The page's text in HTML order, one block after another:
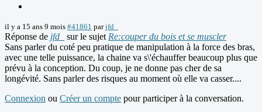
il y a 15 ans 9 mois #41861 parjfd_
Réponse de jfd_ sur le sujet Re:couper du bois et se muscler
Sans parler du coté peu pratique de manipulation à la force des bras,
avec une telle puissance, la chaine va s\'échauffer beaucoup plus que
prévu à la conception. Du coup, je ne donne pas cher de sa
longévité. Sans parler des risques au moment où elle va casser....
Connexion ou Créer un compte pour participer à la conversation.